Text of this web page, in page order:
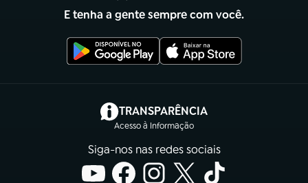
E tenha a gente sempre com você.
TRANSPARÊNCIA
Acesso à Informação
(abre em nova aba)
Siga-nos nas redes sociais